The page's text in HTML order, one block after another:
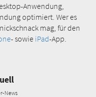
Anwendung,
optimiert. Wer es
mag, für den
- sowie iPad-App.
News